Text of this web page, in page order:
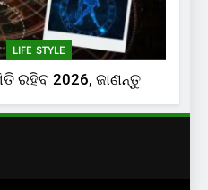
LIFE STYLE
ରହିବ 2026, ଜାଣନ୍ତୁ